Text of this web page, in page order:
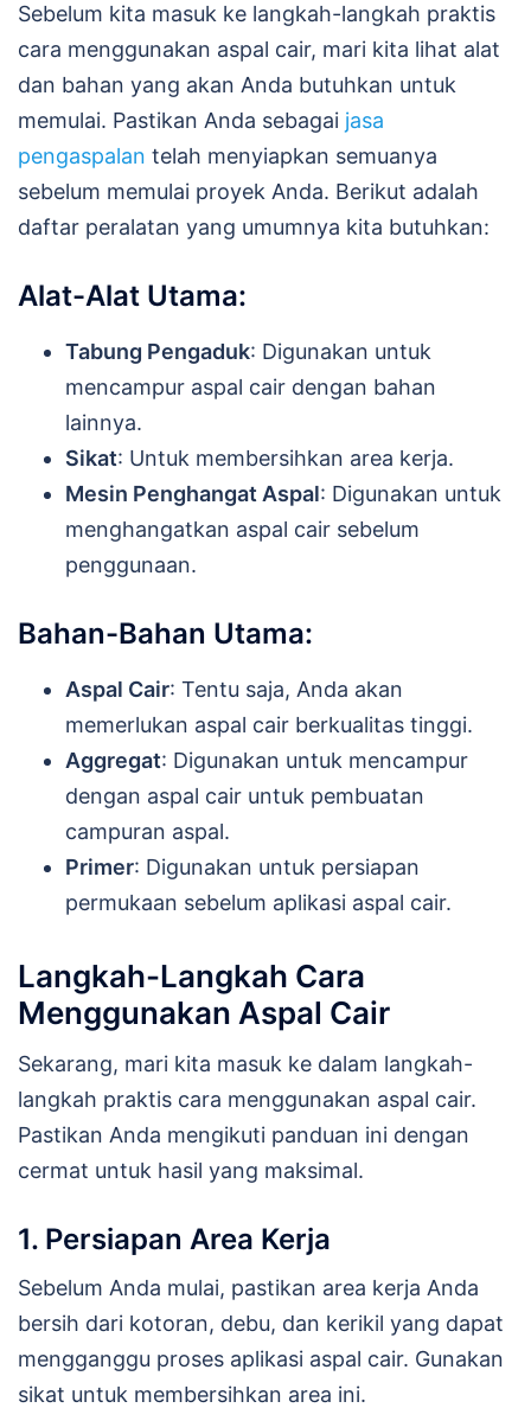
Sebelum kita masuk ke langkah-langkah praktis
cara menggunakan aspal cair, mari kita lihat alat
dan bahan yang akan Anda butuhkan untuk
memulai. Pastikan Anda sebagai jasa
pengaspalan telah menyiapkan semuanya
sebelum memulai proyek Anda. Berikut adalah
daftar peralatan yang umumnya kita butuhkan:
Alat-Alat Utama:
Tabung Pengaduk: Digunakan untuk
mencampur aspal cair dengan bahan
lainnya.
Sikat: Untuk membersihkan area kerja.
Mesin Penghangat Aspal: Digunakan untuk
menghangatkan aspal cair sebelum
penggunaan.
Bahan-Bahan Utama:
Aspal Cair: Tentu saja, Anda akan
memerlukan aspal cair berkualitas tinggi.
Aggregat: Digunakan untuk mencampur
dengan aspal cair untuk pembuatan
campuran aspal.
Primer: Digunakan untuk persiapan
permukaan sebelum aplikasi aspal cair.
Langkah-Langkah Cara
Menggunakan Aspal Cair
Sekarang, mari kita masuk ke dalam langkah-
langkah praktis cara menggunakan aspal cair.
Pastikan Anda mengikuti panduan ini dengan
cermat untuk hasil yang maksimal.
1. Persiapan Area Kerja
Sebelum Anda mulai, pastikan area kerja Anda
bersih dari kotoran, debu, dan kerikil yang dapat
mengganggu proses aplikasi aspal cair. Gunakan
sikat untuk membersihkan area ini.